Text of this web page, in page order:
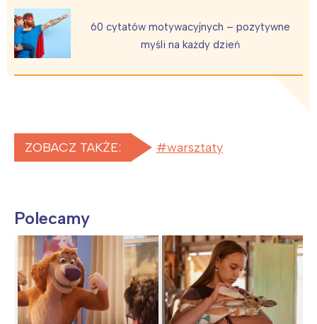
60 cytatów motywacyjnych – pozytywne
myśli na każdy dzień
ZOBACZ TAKŻE: warsztaty
Polecamy